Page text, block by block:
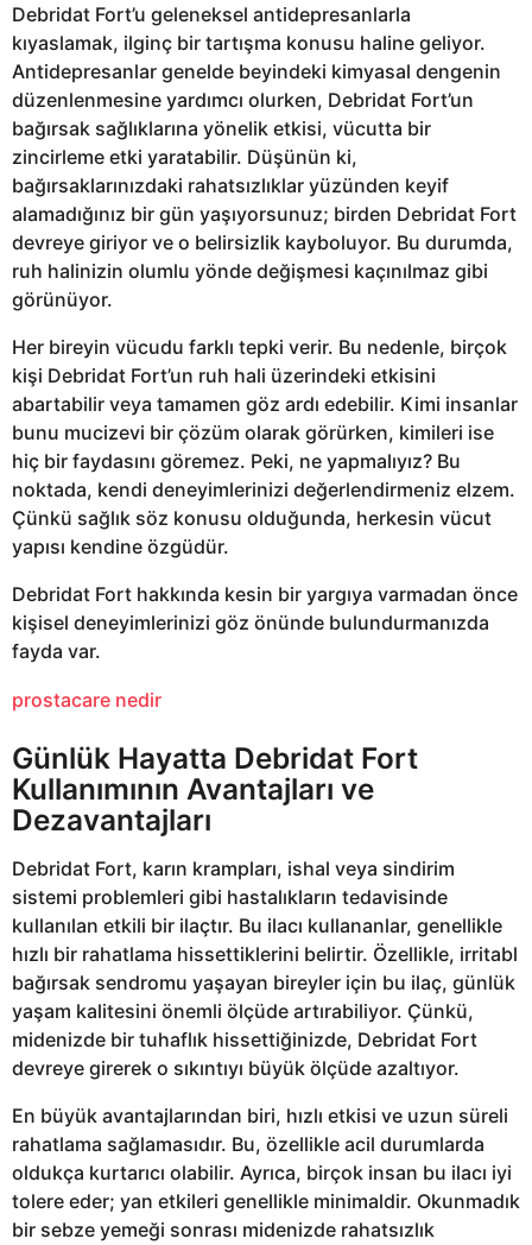
Debridat Fort’u geleneksel antidepresanlarla
kıyaslamak, ilginç bir tartışma konusu haline geliyor.
Antidepresanlar genelde beyindeki kimyasal dengenin
düzenlenmesine yardımcı olurken, Debridat Fort’un
bağırsak sağlıklarına yönelik etkisi, vücutta bir
zincirleme etki yaratabilir. Düşünün ki,
bağırsaklarınızdaki rahatsızlıklar yüzünden keyif
alamadığınız bir gün yaşıyorsunuz; birden Debridat Fort
devreye giriyor ve o belirsizlik kayboluyor. Bu durumda,
ruh halinizin olumlu yönde değişmesi kaçınılmaz gibi
görünüyor.
Her bireyin vücudu farklı tepki verir. Bu nedenle, birçok
kişi Debridat Fort’un ruh hali üzerindeki etkisini
abartabilir veya tamamen göz ardı edebilir. Kimi insanlar
bunu mucizevi bir çözüm olarak görürken, kimileri ise
hiç bir faydasını göremez. Peki, ne yapmalıyız? Bu
noktada, kendi deneyimlerinizi değerlendirmeniz elzem.
Çünkü sağlık söz konusu olduğunda, herkesin vücut
yapısı kendine özgüdür.
Debridat Fort hakkında kesin bir yargıya varmadan önce
kişisel deneyimlerinizi göz önünde bulundurmanızda
fayda var.
prostacare nedir
Günlük Hayatta Debridat Fort
Kullanımının Avantajları ve
Dezavantajları
Debridat Fort, karın krampları, ishal veya sindirim
sistemi problemleri gibi hastalıkların tedavisinde
kullanılan etkili bir ilaçtır. Bu ilacı kullananlar, genellikle
hızlı bir rahatlama hissettiklerini belirtir. Özellikle, irritabl
bağırsak sendromu yaşayan bireyler için bu ilaç, günlük
yaşam kalitesini önemli ölçüde artırabiliyor. Çünkü,
midenizde bir tuhaflık hissettiğinizde, Debridat Fort
devreye girerek o sıkıntıyı büyük ölçüde azaltıyor.
En büyük avantajlarından biri, hızlı etkisi ve uzun süreli
rahatlama sağlamasıdır. Bu, özellikle acil durumlarda
oldukça kurtarıcı olabilir. Ayrıca, birçok insan bu ilacı iyi
tolere eder; yan etkileri genellikle minimaldir. Okunmadık
bir sebze yemeği sonrası midenizde rahatsızlık